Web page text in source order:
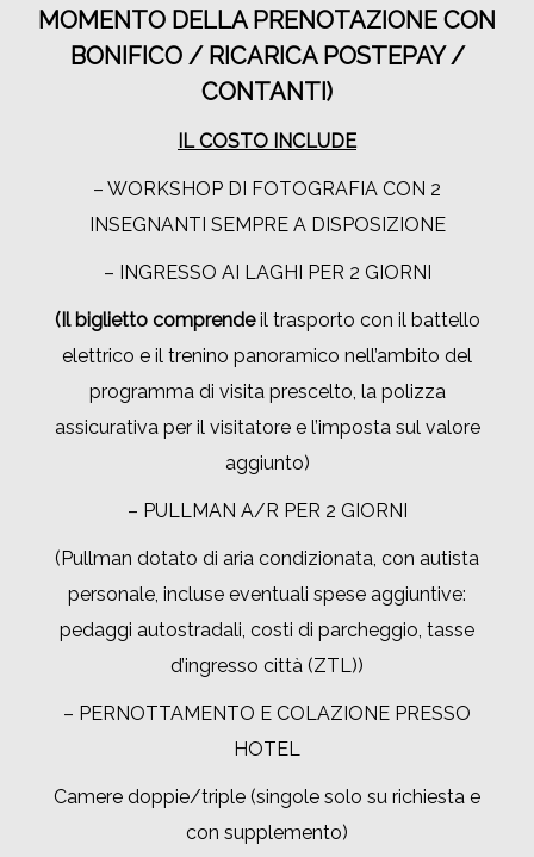
MOMENTO DELLA PRENOTAZIONE CON
BONIFICO / RICARICA POSTEPAY /
CONTANTI)
IL COSTO INCLUDE
– WORKSHOP DI FOTOGRAFIA CON 2
INSEGNANTI SEMPRE A DISPOSIZIONE
– INGRESSO AI LAGHI PER 2 GIORNI
(Il biglietto comprendeil trasporto con il battello
elettrico e il trenino panoramico nell’ambito del
programma di visita prescelto, la polizza
assicurativa per il visitatore e l’imposta sul valore
aggiunto)
– PULLMAN A/R PER 2 GIORNI
(Pullman dotato di aria condizionata, con autista
personale, incluse eventuali spese aggiuntive:
pedaggi autostradali, costi di parcheggio, tasse
d’ingresso città (ZTL))
– PERNOTTAMENTO E COLAZIONE PRESSO
HOTEL
Camere doppie/triple (singole solo su richiesta e
con supplemento)